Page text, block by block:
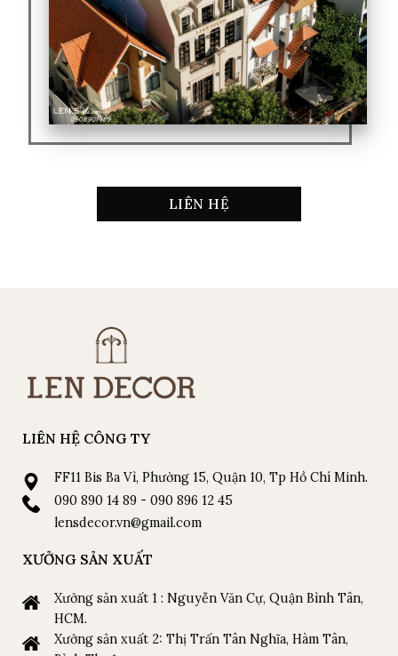
LIÊN HỆ
LIÊN HỆ CÔNG TY
FF11 Bis Ba Vì, Phường 15, Quận 10, Tp Hồ Chí Minh.
090 890 14 89 - 090 896 12 45
lensdecor.vn@gmail.com
XƯỞNG SẢN XUẤT
Xưởng sản xuất 1 : Nguyễn Văn Cự, Quận Bình Tân,
HCM.
Xưởng sản xuất 2: Thị Trấn Tân Nghĩa, Hàm Tân,